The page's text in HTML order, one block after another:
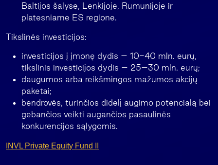
Baltijos šalyse, Lenkijoje, Rumunijoje ir
platesniame ES regione.
Tikslinės investicijos:
investicijos į įmonę dydis – 10-40 mln. eurų,
tikslinis investicijos dydis – 25–30 mln. eurų;
daugumos arba reikšmingos mažumos akcijų
paketai;
bendrovės, turinčios didelį augimo potencialą bei
gebančios veikti augančios pasaulinės
konkurencijos sąlygomis.
INVL Private Equity Fund II